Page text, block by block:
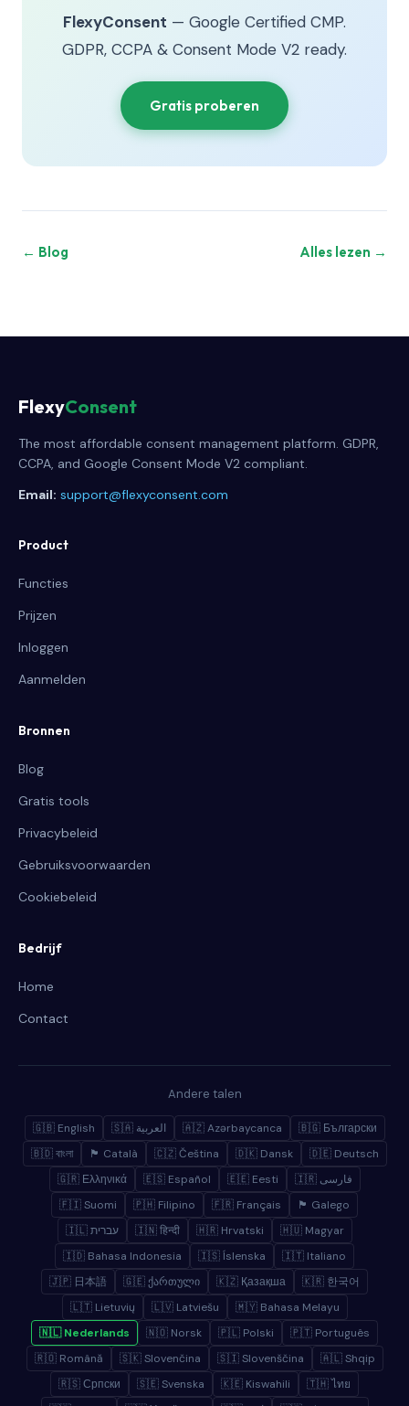
FlexyConsent — Google Certified CMP.
GDPR, CCPA & Consent Mode V2 ready.
Gratis proberen
← Blog Alles lezen →
FlexyConsent
The most affordable consent management platform. GDPR,
CCPA, and Google Consent Mode V2 compliant.
Email: support@flexyconsent.com
Product
Functies
Prijzen
Inloggen
Aanmelden
Bronnen
Blog
Gratis tools
Privacybeleid
Gebruiksvoorwaarden
Cookiebeleid
Bedrijf
Home
Contact
Andere talen
🇬🇧 English 🇸🇦 العربية 🇦🇿 Azərbaycanca
🇧🇬 Български
🇧🇩 বাংলা
🏴 Català 🇨🇿 Čeština 🇩🇰 Dansk
🇩🇪 Deutsch
🇬🇷 Ελληνικά
🇪🇸 Español 🇪🇪 Eesti
🇮🇷 فارسی
🇫🇮 Suomi
🇵🇭 Filipino 🇫🇷 Français
🏴 Galego
🇮🇱 עברית
🇮🇳 हिन्दी 🇭🇷 Hrvatski
🇭🇺 Magyar
🇮🇩 Bahasa Indonesia
🇮🇸 Íslenska
🇮🇹 Italiano
🇯🇵 日本語
🇬🇪 ქართული 🇰🇿 Қазақша
🇰🇷 한국어
🇱🇹 Lietuvių
🇱🇻 Latviešu
🇲🇾 Bahasa Melayu
🇳🇱 Nederlands
🇳🇴 Norsk 🇵🇱 Polski
🇵🇹 Português
🇷🇴 Română
🇸🇰 Slovenčina 🇸🇮 Slovenščina
🇦🇱 Shqip
🇷🇸 Српски
🇸🇪 Svenska 🇰🇪 Kiswahili
🇹🇭 ไทย